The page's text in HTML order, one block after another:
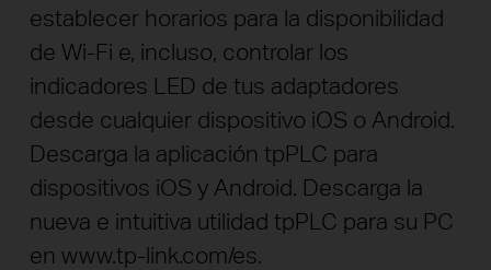
establecer horarios para la disponibilidad
de Wi-Fi e, incluso, controlar los
indicadores LED de tus adaptadores
desde cualquier dispositivo iOS o Android.
Descarga la aplicación tpPLC para
dispositivos iOS y Android. Descarga la
nueva e intuitiva utilidad tpPLC para su PC
en www.tp-link.com/es.